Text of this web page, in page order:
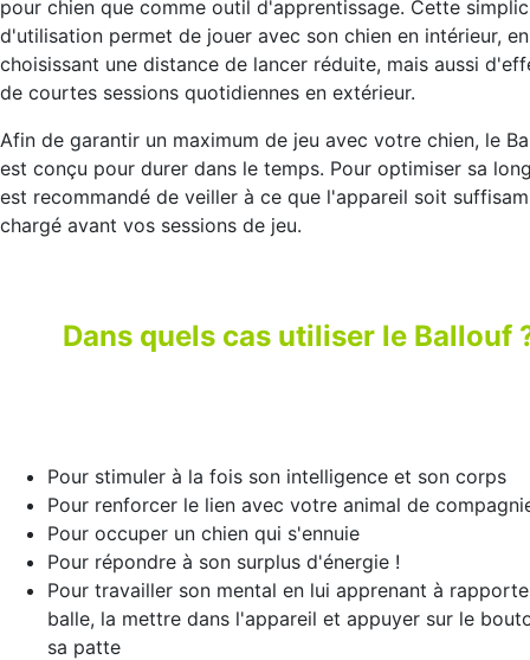
pour chien que comme outil d'apprentissage. Cette
d'utilisation permet de jouer avec son chien en intérieur, en
choisissant une distance de lancer réduite, mais aussi
de courtes sessions quotidiennes en extérieur.
Afin de garantir un maximum de jeu avec votre chien, le
est conçu pour durer dans le temps. Pour optimiser sa
est recommandé de veiller à ce que l'appareil soit
chargé avant vos sessions de jeu.
Dans quels cas utiliser le Ballouf
Pour stimuler à la fois son intelligence et son corps
Pour renforcer le lien avec votre animal de
Pour occuper un chien qui s'ennuie
Pour répondre à son surplus d'énergie !
Pour travailler son mental en lui apprenant à
balle, la mettre dans l'appareil et appuyer sur le
sa patte